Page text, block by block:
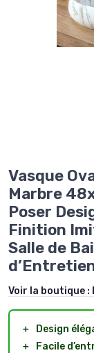
Vasque
Marbre
Poser
Finition
Salle de
Voir la boutique :
＋
Design
＋
Facile